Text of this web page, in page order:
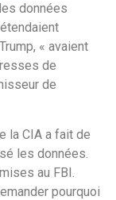
données
« avaient
de
de
la CIA a fait de
les données.
au FBI.
pourquoi